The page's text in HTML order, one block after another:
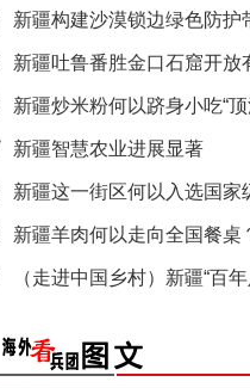
新疆构建沙漠锁边绿色防护
化”到“产
新疆吐鲁番胜金口石窟开放
新疆炒米粉何以跻身小吃“顶
新疆智慧农业进展显著
新疆这一街区何以入选国家
单？
新疆羊肉何以走向全国餐桌
（走进中国乡村）新疆“百